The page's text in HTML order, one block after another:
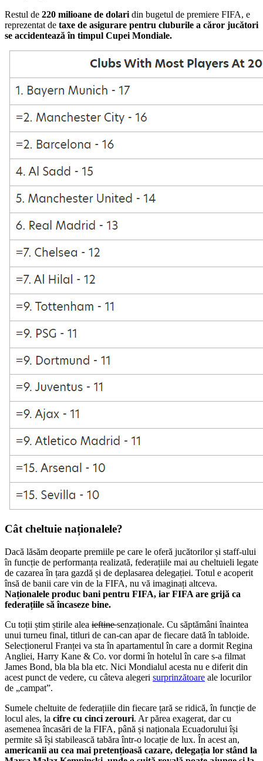
Restul de 220 milioane de dolari din bugetul de premiere FIFA, e
reprezentat de taxe de asigurare pentru cluburile a căror jucători
se accidentează în timpul Cupei Mondiale.
Cât cheltuie naționalele?
Dacă lăsăm deoparte premiile pe care le oferă jucătorilor și staff-ului
în funcție de performanța realizată, federațiile mai au cheltuieli legate
de cazarea în țara gazdă și de deplasarea delegației. Totul e acoperit
însă de banii care vin de la FIFA, nu vă imaginați altceva.
Naționalele produc bani pentru FIFA, iar FIFA are grijă ca
federațiile să încaseze bine.
Cu toții știm știrile alea ieftinesenzaționale. Cu săptămâni înaintea
unui turneu final, titluri de can-can apar de fiecare dată în tabloide.
Selecționerul Franței va sta în apartamentul în care a dormit Regina
Angliei, Harry Kane & Co. vor dormi în hotelul în care s-a filmat
James Bond, bla bla bla etc. Nici Mondialul acesta nu e diferit din
acest punct de vedere, cu câteva alegeri surprinzătoare ale locurilor
de „campat”.
Sumele cheltuite de federațiile din fiecare țară se ridică, în funcție de
locul ales, la cifre cu cinci zerouri. Ar părea exagerat, dar cu
asemenea încasări de la FIFA, până și naționala Ecuadorului își
permite să își stabilească tabăra într-o locație de lux. În acest an,
americanii au cea mai pretențioasă cazare, delegația lor stând la